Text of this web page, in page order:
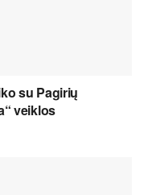
su Pagirių
veiklos